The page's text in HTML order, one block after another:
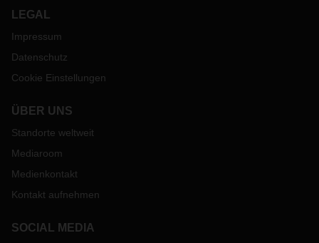
LEGAL
Impressum
Datenschutz
Cookie Einstellungen
ÜBER UNS
Standorte weltweit
Mediaroom
Medienkontakt
Kontakt aufnehmen
SOCIAL MEDIA